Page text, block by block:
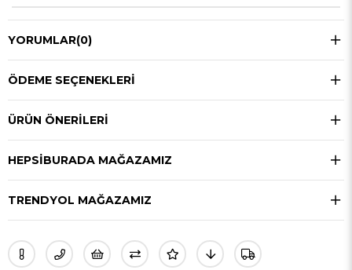
YORUMLAR(0)
ÖDEME SEÇENEKLERI
ÜRÜN ÖNERILERI
HEPSIBURADA MAĞAZAMIZ
TRENDYOL MAĞAZAMIZ